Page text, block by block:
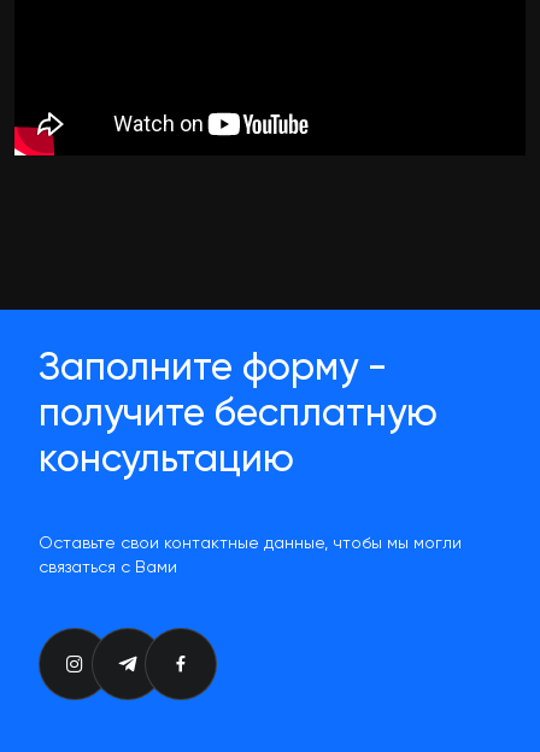
Заполните форму -
получите бесплатную
консультацию
Оставьте свои контактные данные, чтобы мы могли
связаться с Вами